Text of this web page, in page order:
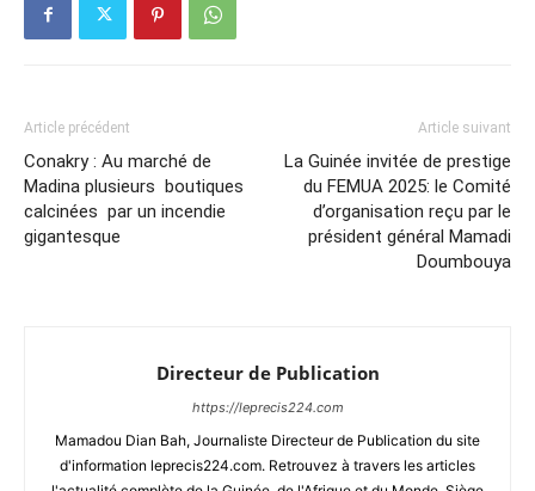
Article précédent
Conakry : Au marché de
Madina plusieurs boutiques
calcinées par un incendie
gigantesque
Article suivant
La Guinée invitée de prestige
du FEMUA 2025: le Comité
d’organisation reçu par le
président général Mamadi
Doumbouya
Directeur de Publication
https://leprecis224.com
Mamadou Dian Bah, Journaliste Directeur de Publication du site
d'information leprecis224.com. Retrouvez à travers les articles